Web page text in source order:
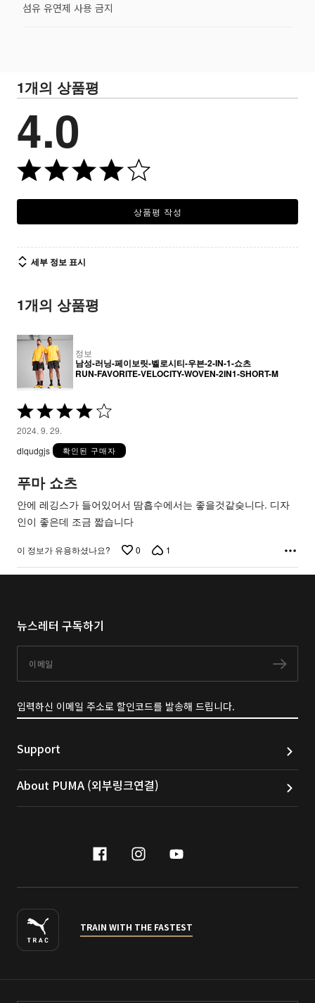
섬유 유연제 사용 금지
1개의 상품평
4.0
상품평 작성
세부 정보 표시
1개의 상품평
정보
남성-러닝-페이보릿-벨로시티-우븐-2-IN-1-쇼츠
RUN-FAVORITE-VELOCITY-WOVEN-2IN1-SHORT-M
5
중
가
됨
2024. 9. 29.
dlqudgjs
확인된 구매자
푸마 쇼츠
안에 레깅스가 들어있어서 땀흡수에서는 좋을것같슺니다. 디자
인이 좋은데 조금 짧습니다
이 정보가 유용하셨나요? 0 1
뉴스레터 구독하기
구독
입력하신 이메일 주소로 할인코드를 발송해 드립니다.
Support
About PUMA (외부링크연결)
facebook
instagram
youtube
TRAIN WITH THE FASTEST